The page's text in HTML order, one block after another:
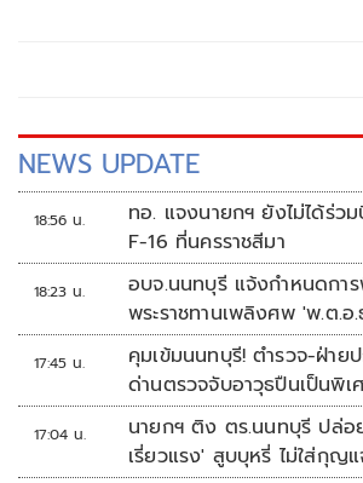
NEWS UPDATE
18:56 น.
ทอ. แจงนายกฯ ยังไม่ได้ร่ว
F-16 ที่นครราชสีมา
18:23 น.
อบจ.นนทบุรี แจ้งกำหนดกา
พระราชทานเพลิงศพ 'พ.ต.อ
ประเสริฐ'
17:45 น.
คุมเข้มนนทบุรี! ตำรวจ-ฝ่าย
ด่านตรวจจับอาวุธปืนเป็นพิเ
17:04 น.
นายกฯ ติง ตร.นนทบุรี ปล่
เรี่ยวแรง' สูบบุหรี่ ไม่ใส่กุญ